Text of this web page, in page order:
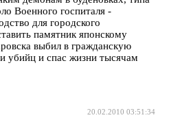
Военного госпиталя -
для городского
памятник японскому
выбил в гражданскую
убийц и спас жизни тысячам
20.02.2010 03:51:34